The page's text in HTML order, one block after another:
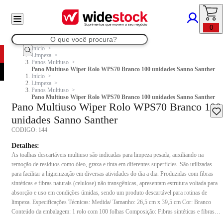
0
Início
Limpeza
Panos Multiuso
Pano Multiuso Wiper Rolo WPS70 Branco 100 unidades Sanno Santher
Início
Limpeza
Panos Multiuso
Pano Multiuso Wiper Rolo WPS70 Branco 100 unidades Sanno Santher
Pano Multiuso Wiper Rolo WPS70 Branco 100
unidades Sanno Santher
CODIGO: 144
Detalhes:
As toalhas descartáveis multiuso são indicadas para limpeza pesada, auxiliando na
remoção de resíduos como óleo, graxa e tinta em diferentes superfícies. São utilizadas
para facilitar a higienização em diversas atividades do dia a dia. Produzidas com fibras
sintéticas e fibras naturais (celulose) não transgênicas, apresentam estrutura voltada para
absorção e uso em condições úmidas, sendo um produto descartável para rotinas de
limpeza. Especificações Técnicas: Medida/ Tamanho: 26,5 cm x 39,5 cm Cor: Branco
Conteúdo da embalagem: 1 rolo com 100 folhas Composição: Fibras sintéticas e fibras